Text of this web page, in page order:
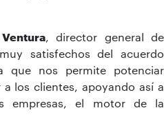
, director general de
satisfechos del acuerdo
que nos permite potenciar
los clientes, apoyando así a
empresas, el motor de la